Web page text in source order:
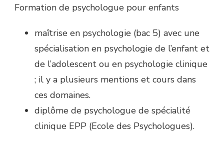
Formation de psychologue pour enfants
maîtrise en psychologie (bac 5) avec une
spécialisation en psychologie de l’enfant et
de l’adolescent ou en psychologie clinique
; il y a plusieurs mentions et cours dans
ces domaines.
diplôme de psychologue de spécialité
clinique EPP (Ecole des Psychologues).